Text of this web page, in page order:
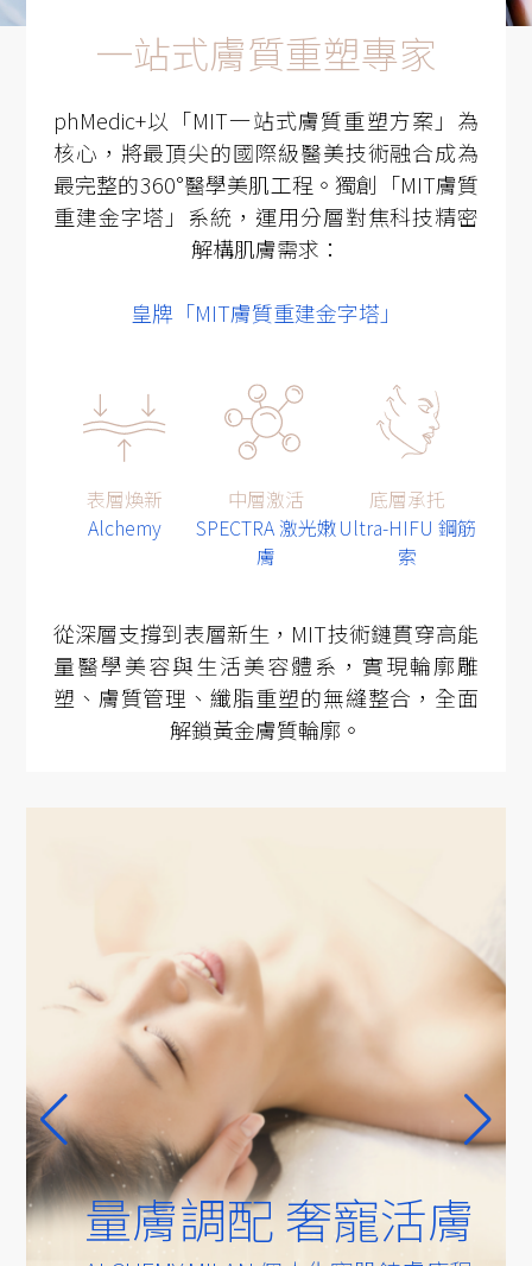
一站式膚質重塑專家
phMedic+以「MIT一站式膚質重塑方案」為
核心，將最頂尖的國際級醫美技術融合成為
最完整的360°醫學美肌工程。獨創「MIT膚質
重建金字塔」系統，運用分層對焦科技精密
解構肌膚需求：
皇牌「MIT膚質重建金字塔」
表層煥新
Alchemy
中層激活
SPECTRA 激光嫩
膚
底層承托
Ultra-HIFU 鋼筋
索
從深層支撐到表層新生，MIT技術鏈貫穿高能
量醫學美容與生活美容體系，實現輪廓雕
塑、膚質管理、纖脂重塑的無縫整合，全面
解鎖黃金膚質輪廓。
量膚調配 奢寵活膚